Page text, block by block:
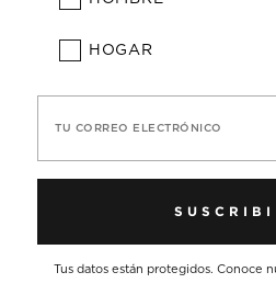
HOGAR
TU CORREO ELECTRÓNICO
Tus datos están protegidos. Conoce